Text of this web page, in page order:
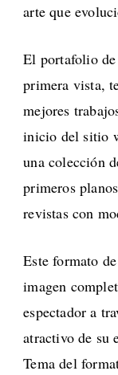
arte que
El portafolio
primera vista,
mejores
inicio del sitio
una colección
primeros
revistas con
Este formato
imagen
espectador a
atractivo de su
Tema del